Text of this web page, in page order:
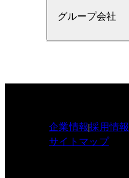
グループ会社
企業情報採用情報
サイトマップ